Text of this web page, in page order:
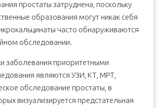
простаты затруднена, поскольку
образования могут никак себя
часто обнаруживаются
обследовании.
заболевания приоритетными
являются УЗИ, КТ, МРТ,
обследование простаты, в
визуализируется предстательная